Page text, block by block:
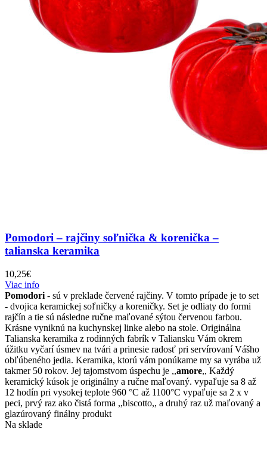
Pomodori – rajčiny soľnička & korenička –
talianska keramika
10,25€
Viac info
Pomodori - sú v preklade červené rajčiny. V tomto prípade je to set
- dvojica keramickej soľničky a koreničky. Set je odliaty do formi
rajčín a tie sú následne ručne maľované sýtou červenou farbou.
Krásne vyniknú na kuchynskej linke alebo na stole. Originálna
Talianska keramika z rodinných fabrík v Taliansku Vám okrem
úžitku vyčarí úsmev na tvári a prinesie radosť pri servírovaní Vášho
obľúbeného jedla. Keramika, ktorú vám ponúkame my sa vyrába už
takmer 50 rokov. Jej tajomstvom úspechu je ,,amore,, Každý
keramický kúsok je originálny a ručne maľovaný. vypaľuje sa 8 až
12 hodín pri vysokej teplote 960 °C až 1100°C vypaľuje sa 2 x v
peci, prvý raz ako čistá forma ,,biscotto,, a druhý raz už maľovaný a
glazúrovaný finálny produkt
Na sklade